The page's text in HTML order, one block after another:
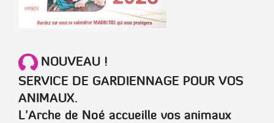
NOUVEAU !
SERVICE DE GARDIENNAGE POUR VOS
ANIMAUX.
L’Arche de Noé accueille vos animaux